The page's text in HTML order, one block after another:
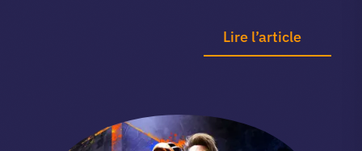
Lire l’article